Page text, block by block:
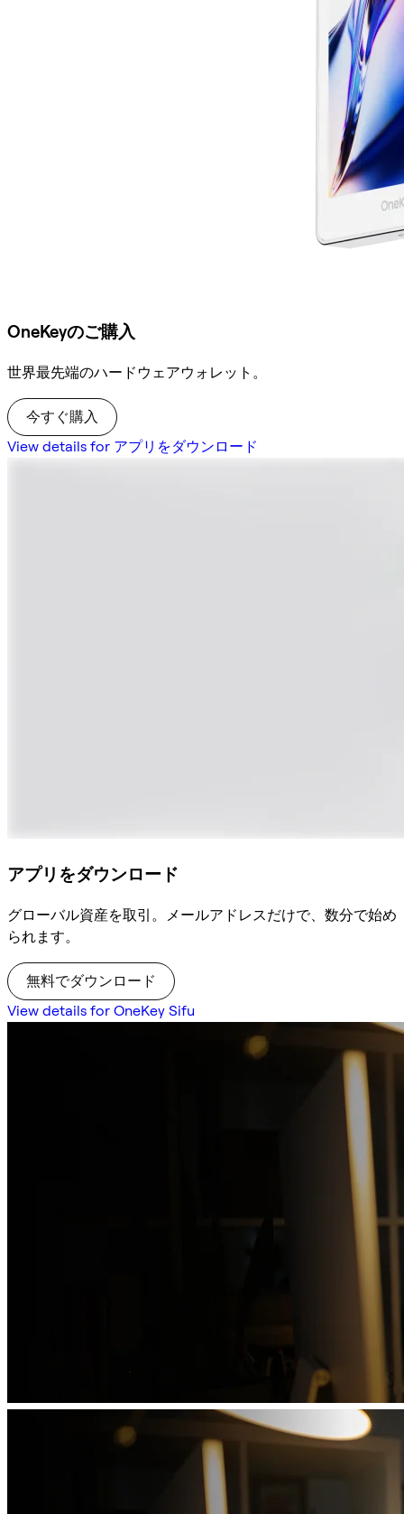
OneKeyのご購入
世界最先端のハードウェアウォレット。
今すぐ購入
View details for アプリをダウンロード
アプリをダウンロード
グローバル資産を取引。メールアドレスだけで、数分で始め
られます。
無料でダウンロード
View details for OneKey Sifu